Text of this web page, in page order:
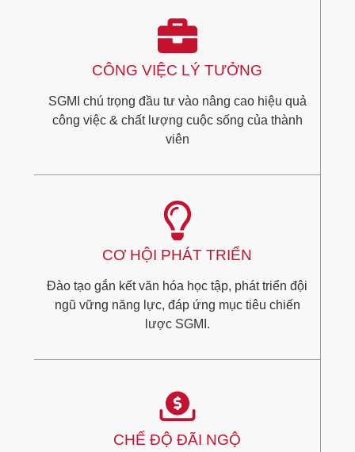
CÔNG VIỆC LÝ TƯỞNG
SGMI chú trọng đầu tư vào nâng cao hiệu quả
công việc & chất lượng cuộc sống của thành
viên
CƠ HỘI PHÁT TRIỂN
Đào tạo gắn kết văn hóa học tập, phát triển đội
ngũ vững năng lực, đáp ứng mục tiêu chiến
lược SGMI.
CHẾ ĐỘ ĐÃI NGỘ